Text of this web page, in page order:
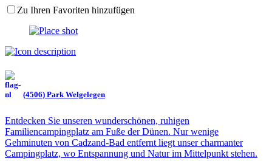
Zu Ihren Favoriten hinzufügen
(4506) Park Welgelegen
Entdecken Sie unseren wunderschönen, ruhigen
Familiencampingplatz am Fuße der Dünen. Nur wenige
Gehminuten von Cadzand-Bad entfernt liegt unser charmanter
Campingplatz, wo Entspannung und Natur im Mittelpunkt stehen.